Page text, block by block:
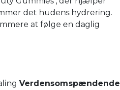
det hudens hydrering.
at følge en daglig
Verdensomspændende